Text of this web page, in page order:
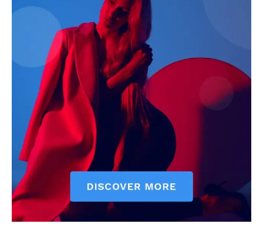
Contact Us
About Us
Privacy Policy
Terms of Use Agreement
Facebook
X WhatsApp
Share